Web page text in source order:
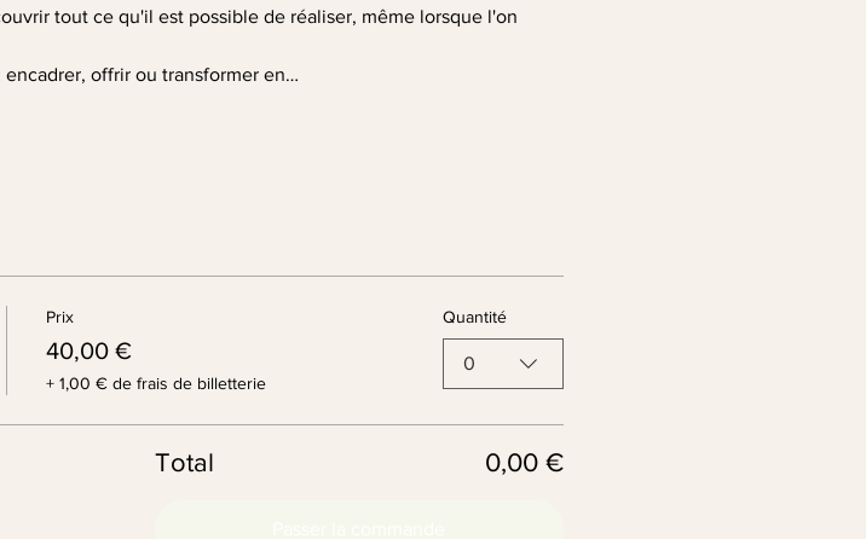
tout ce qu'il est possible de réaliser, même lorsque l'on
offrir ou transformer en…
Prix
40,00 €
+ 1,00 € de frais de billetterie
Quantité
0
Total 0,00 €